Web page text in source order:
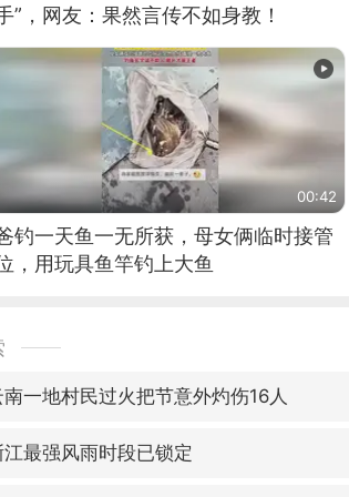
”，网友：果然言传不如身教！
00:42
钓一天鱼一无所获，母女俩临时接管
，用玩具鱼竿钓上大鱼
南一地村民过火把节意外灼伤16人
江最强风雨时段已锁定